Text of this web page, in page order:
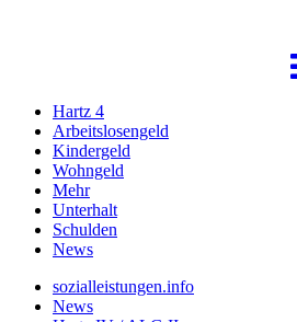
Hartz 4
Arbeitslosengeld
Kindergeld
Wohngeld
Mehr
Unterhalt
Schulden
News
sozialleistungen.info
News